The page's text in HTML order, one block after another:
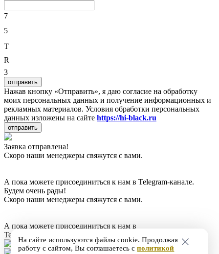
На сайте используются файлы cookie. Продолжая
работу с сайтом, Вы соглашаетесь сполитикой
7
5
T
R
3
отправить
Нажав кнопку «Отправить», я даю согласие на обработку
моих персональных данных и получение информационных и
рекламных материалов. Условия обработки персональных
данных изложены на сайте https://hi-black.ru
отправить
Заявка отправлена!
Скоро наши менеджеры свяжутся с вами.
А пока можете присоединиться к нам в Telegram-канале.
Будем очень рады!
Скоро наши менеджеры свяжутся с вами.
А пока можете присоединиться к нам в
Telegram-канале. Будем очень рады!